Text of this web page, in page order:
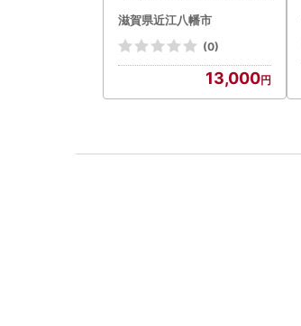
滋賀県近江八幡市
(0)
13,000